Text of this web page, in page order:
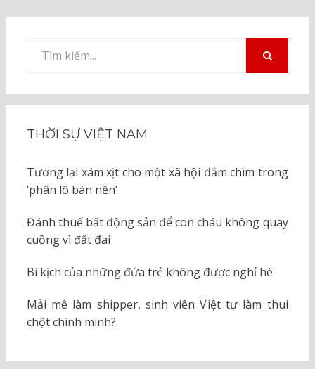
kiếm
THỜI SỰ VIỆT NAM
Tương lại xám xịt cho một xã hội đắm chìm trong
‘phân lô bán nền’
Đánh thuế bất động sản để con cháu không quay
cuồng vì đất đai
Bi kịch của những đứa trẻ không được nghỉ hè
Mải mê làm shipper, sinh viên Việt tự làm thui
chột chính mình?